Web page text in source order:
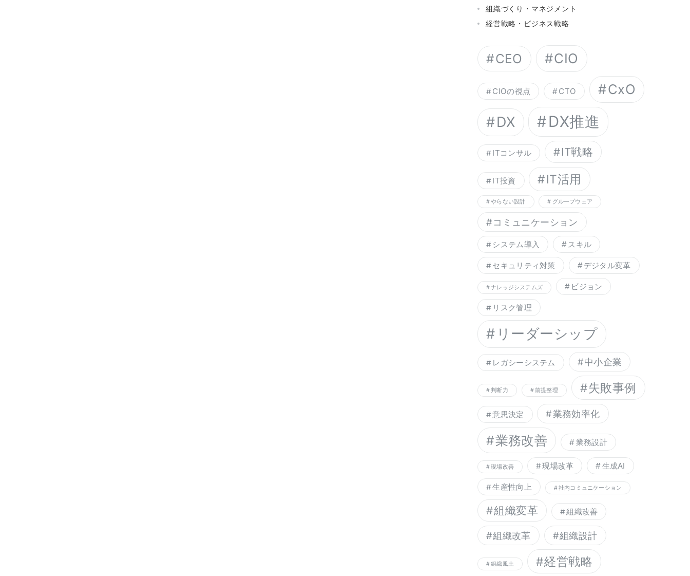
組織づくり・マネジメント
経営戦略・ビジネス戦略
CEO CIO
CIOの視点 CTO CxO
DX DX推進
ITコンサル IT戦略
IT投資 IT活用
やらない設計 グループウェア
コミュニケーション
システム導入 スキル
セキュリティ対策 デジタル変革
ナレッジシステムズ ビジョン
リスク管理
リーダーシップ
レガシーシステム 中小企業
判断力 前提整理 失敗事例
意思決定 業務効率化
業務改善 業務設計
現場改善 現場改革 生成AI
生産性向上 社内コミュニケーション
組織変革 組織改善
組織改革 組織設計
組織風土 経営戦略